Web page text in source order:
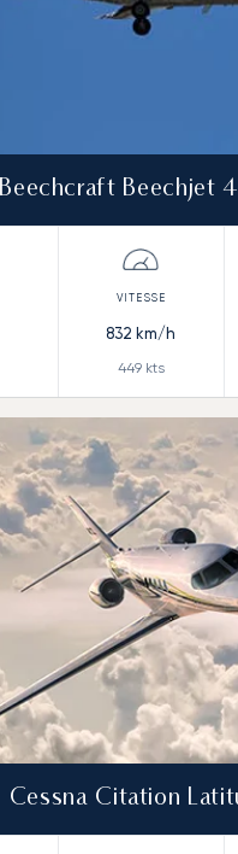
Beechcraft Beechjet
832 km/h
449kts
Cessna Citation